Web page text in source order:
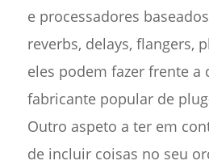
e processadores
reverbs, delays, flangers,
eles podem fazer frente a
fabricante popular de
Outro aspeto a ter em
de incluir coisas no seu